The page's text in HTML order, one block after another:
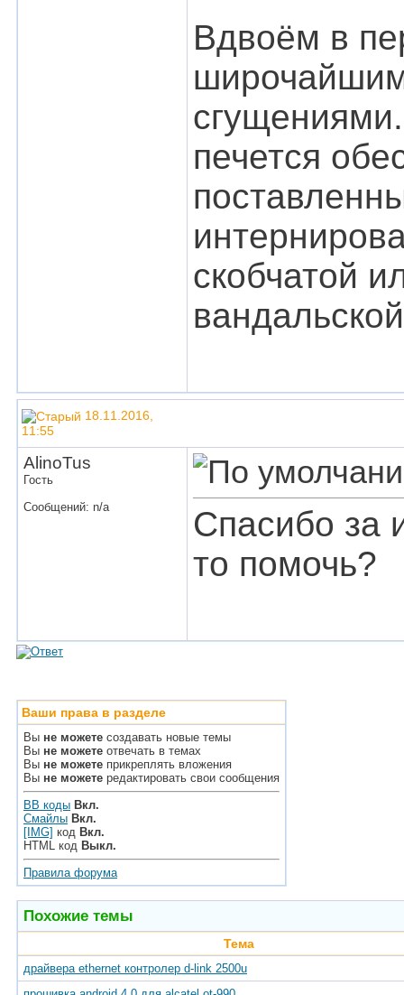
Вдвоём в
печется
скобчатой
18.11.2016,
11:55
AlinoTus
Гость
Сообщений: n/a
Спасибо за
то помочь?
Ваши права в разделе
Вы не можете создавать новые темы
Вы не можете отвечать в темах
Вы не можете прикреплять вложения
Вы не можете редактировать свои сообщения
BB коды Вкл.
Смайлы Вкл.
[IMG] код Вкл.
HTML код Выкл.
Правила форума
Похожие темы
Тема
драйвера ethernet контролер d-link 2500u